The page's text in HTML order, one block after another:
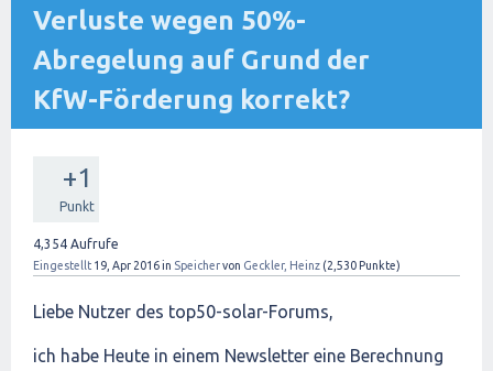
Verluste wegen 50%-
Abregelung auf Grund der
KfW-Förderung korrekt?
+1
Punkt
4,354 Aufrufe
Eingestellt 19, Apr 2016in Speichervon Geckler, Heinz (2,530 Punkte)
Liebe Nutzer des top50-solar-Forums,
ich habe Heute in einem Newsletter eine Berechnung